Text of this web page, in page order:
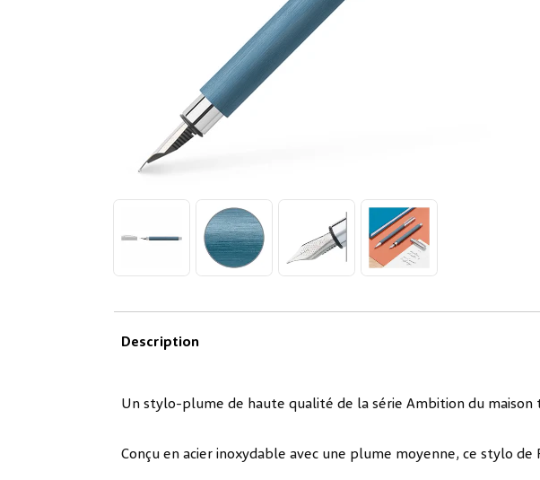
Description
Un stylo-plume de haute qualité de la série Ambition du
Conçu en acier inoxydable avec une plume moyenne, ce stylo